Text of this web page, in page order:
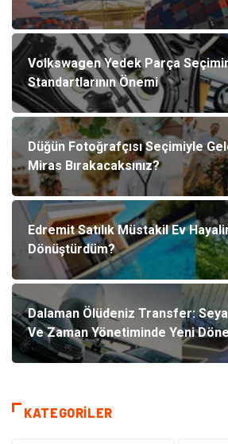
Volkswagen Yedek Parça
Standartlarının Önemi
Düğün Fotoğrafçısı Seçimiyle
Miras Bırakacaksınız?
Edremit Satılık Müstakil Ev
Dönüştürdüm?
Dalaman Ölüdeniz Transfer:
Ve Zaman Yönetiminde Yeni
KATEGORILER